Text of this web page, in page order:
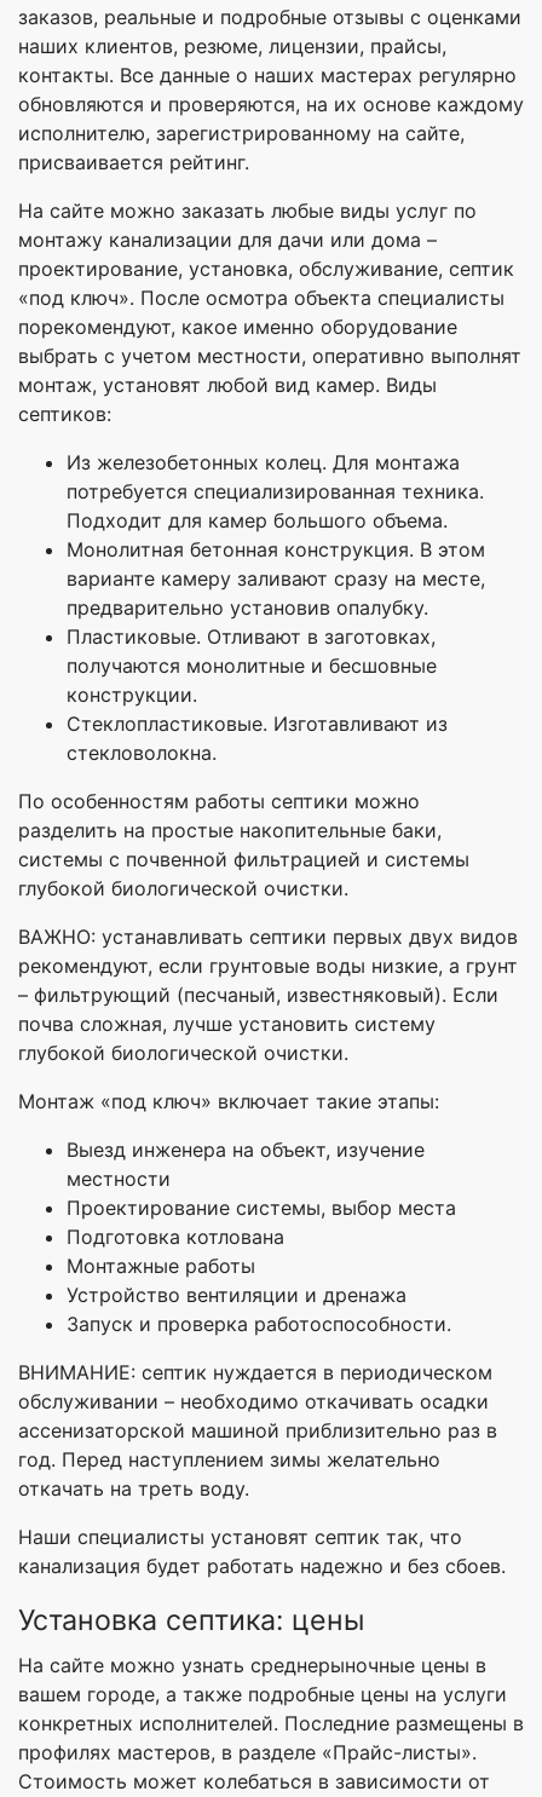
заказов, реальные и подробные отзывы с оценками
наших клиентов, резюме, лицензии, прайсы,
контакты. Все данные о наших мастерах регулярно
обновляются и проверяются, на их основе каждому
исполнителю, зарегистрированному на сайте,
присваивается рейтинг.
На сайте можно заказать любые виды услуг по
монтажу канализации для дачи или дома –
проектирование, установка, обслуживание, септик
«под ключ». После осмотра объекта специалисты
порекомендуют, какое именно оборудование
выбрать с учетом местности, оперативно выполнят
монтаж, установят любой вид камер. Виды
септиков:
Из железобетонных колец. Для монтажа
потребуется специализированная техника.
Подходит для камер большого объема.
Монолитная бетонная конструкция. В этом
варианте камеру заливают сразу на месте,
предварительно установив опалубку.
Пластиковые. Отливают в заготовках,
получаются монолитные и бесшовные
конструкции.
Стеклопластиковые. Изготавливают из
стекловолокна.
По особенностям работы септики можно
разделить на простые накопительные баки,
системы с почвенной фильтрацией и системы
глубокой биологической очистки.
ВАЖНО: устанавливать септики первых двух видов
рекомендуют, если грунтовые воды низкие, а грунт
– фильтрующий (песчаный, известняковый). Если
почва сложная, лучше установить систему
глубокой биологической очистки.
Монтаж «под ключ» включает такие этапы:
Выезд инженера на объект, изучение
местности
Проектирование системы, выбор места
Подготовка котлована
Монтажные работы
Устройство вентиляции и дренажа
Запуск и проверка работоспособности.
ВНИМАНИЕ: септик нуждается в периодическом
обслуживании – необходимо откачивать осадки
ассенизаторской машиной приблизительно раз в
год. Перед наступлением зимы желательно
откачать на треть воду.
Наши специалисты установят септик так, что
канализация будет работать надежно и без сбоев.
Установка септика: цены
На сайте можно узнать среднерыночные цены в
вашем городе, а также подробные цены на услуги
конкретных исполнителей. Последние размещены в
профилях мастеров, в разделе «Прайс-листы».
Стоимость может колебаться в зависимости от